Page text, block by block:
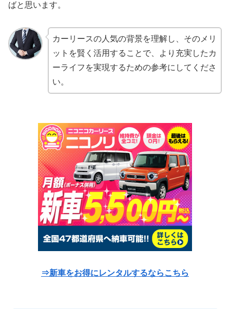
ばと思います。
カーリースの人気の背景を理解し、そのメリ
ットを賢く活用することで、より充実したカ
ーライフを実現するための参考にしてくださ
い。
⇒新車をお得にレンタルするならこちら